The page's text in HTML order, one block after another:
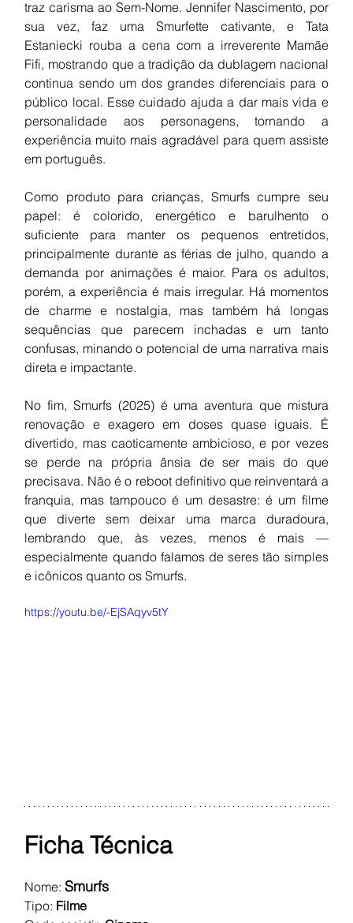
traz carisma ao Sem-Nome. Jennifer Nascimento, por
sua vez, faz uma Smurfette cativante, e Tata
Estaniecki rouba a cena com a irreverente Mamãe
Fifi, mostrando que a tradição da dublagem nacional
continua sendo um dos grandes diferenciais para o
público local. Esse cuidado ajuda a dar mais vida e
personalidade aos personagens, tornando a
experiência muito mais agradável para quem assiste
em português.
Como produto para crianças, Smurfs cumpre seu
papel: é colorido, energético e barulhento o
suficiente para manter os pequenos entretidos,
principalmente durante as férias de julho, quando a
demanda por animações é maior. Para os adultos,
porém, a experiência é mais irregular. Há momentos
de charme e nostalgia, mas também há longas
sequências que parecem inchadas e um tanto
confusas, minando o potencial de uma narrativa mais
direta e impactante.
No fim, Smurfs (2025) é uma aventura que mistura
renovação e exagero em doses quase iguais. É
divertido, mas caoticamente ambicioso, e por vezes
se perde na própria ânsia de ser mais do que
precisava. Não é o reboot definitivo que reinventará a
franquia, mas tampouco é um desastre: é um filme
que diverte sem deixar uma marca duradoura,
lembrando que, às vezes, menos é mais —
especialmente quando falamos de seres tão simples
e icônicos quanto os Smurfs.
https://youtu.be/-EjSAqyv5tY
Ficha Técnica
Nome: Smurfs
Tipo: Filme